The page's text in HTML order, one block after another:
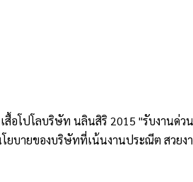
อโปโลบริษัท นลินสิริ 2015 "รับงานด่ว
ยบายของบริษัทที่เน้นงานประณีต สวยง